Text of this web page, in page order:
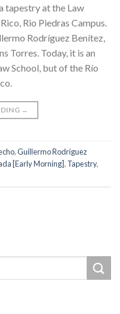
tapestry at the Law
Rio Piedras Campus.
Rodríguez Benítez,
Torres. Today, it is an
School, but of the Río
→
,Guillermo Rodríguez
[Early Morning], Tapestry,